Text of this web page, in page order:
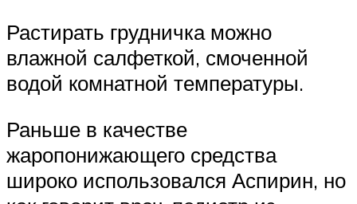
Растирать грудничка можно
влажной салфеткой, смоченной
водой комнатной температуры.
Раньше в качестве
жаропонижающего средства
широко использовался Аспирин, но